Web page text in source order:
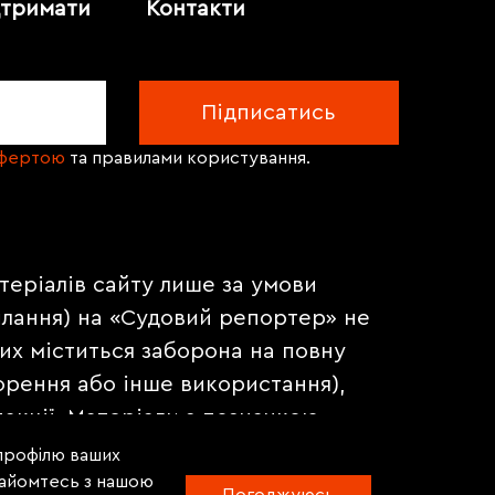
Контакти
та правилами користування.
сайту лише за умови
на «Судовий репортер» не
міститься заборона на повну
або інше використання),
Матеріали з позначкою
правах реклами.
ваших
з нашою